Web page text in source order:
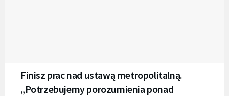
Finisz prac nad ustawą metropolitalną.
„Potrzebujemy porozumienia ponad